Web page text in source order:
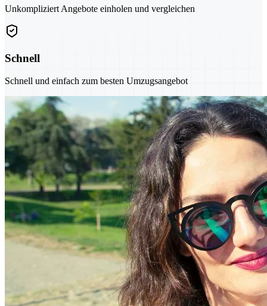
Unkompliziert Angebote einholen und vergleichen
Schnell
Schnell und einfach zum besten Umzugsangebot